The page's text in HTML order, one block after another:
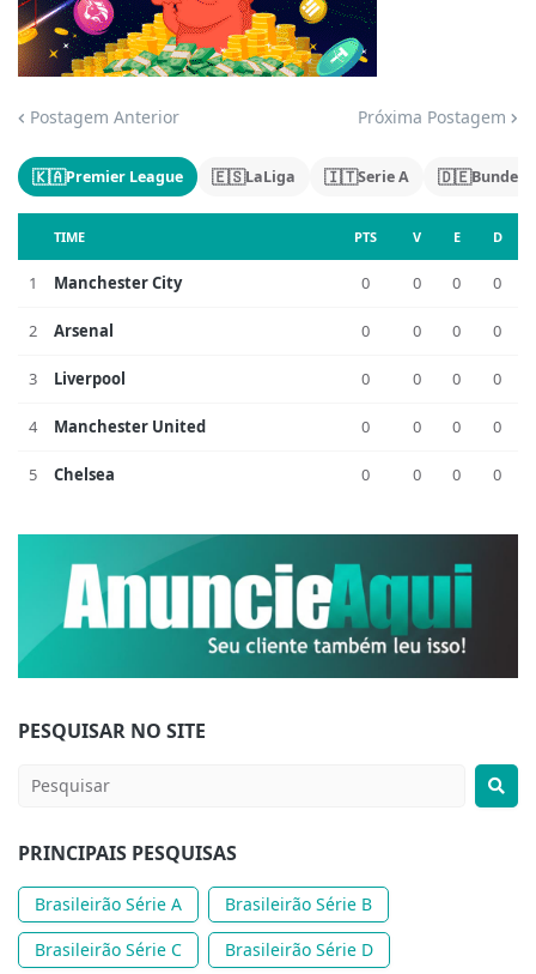
Jogue com responsabilidade. 18+
Postagem Anterior Próxima Postagem
🇰🇦Premier League 🇪🇸LaLiga 🇮🇹Serie A 🇩🇪
TIME PTS V E D
1 Manchester City 0 0 0 0
2 Arsenal 0 0 0 0
3 Liverpool 0 0 0 0
4 Manchester United 0 0 0 0
5 Chelsea 0 0 0 0
PESQUISAR NO SITE
PRINCIPAIS PESQUISAS
Brasileirão Série A
Brasileirão Série B
Brasileirão Série C
Brasileirão Série D